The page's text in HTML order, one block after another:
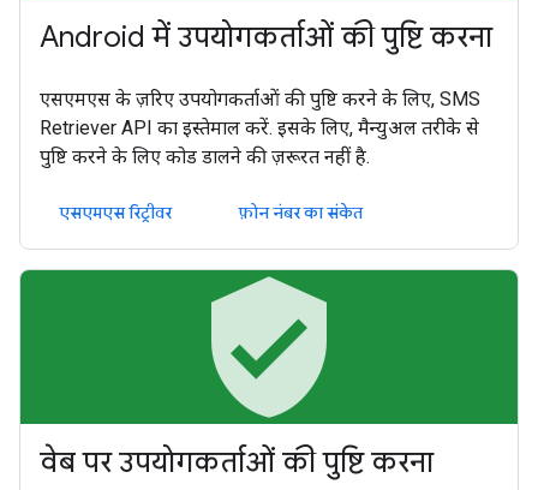
Android में उपयोगकर्ताओं की पुष्टि करना
एसएमएस के ज़रिए उपयोगकर्ताओं की पुष्टि करने के लिए, SMS
Retriever API का इस्तेमाल करें. इसके लिए, मैन्युअल तरीके से
पुष्टि करने के लिए कोड डालने की ज़रूरत नहीं है.
एसएमएस रिट्रीवर फ़ोन नंबर का संकेत
verified_user
वेब पर उपयोगकर्ताओं की पुष्टि करना